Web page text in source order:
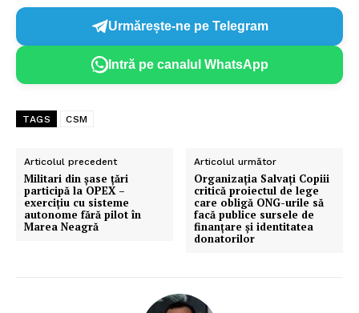
Urmărește-ne pe Telegram
Intră pe canalul WhatsApp
TAGS CSM
Articolul precedent
Militari din șase țări
participă la OPEX –
exerciţiu cu sisteme
autonome fără pilot în
Marea Neagră
Articolul următor
Organizația Salvați Copiii
critică proiectul de lege
care obligă ONG-urile să
facă publice sursele de
finanțare și identitatea
donatorilor